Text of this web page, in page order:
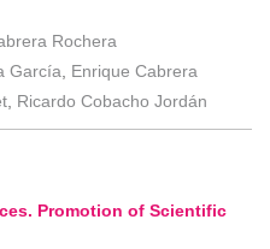
Rochera
García
Enrique Cabrera
Ricardo Cobacho Jordán
Promotion of Scientific